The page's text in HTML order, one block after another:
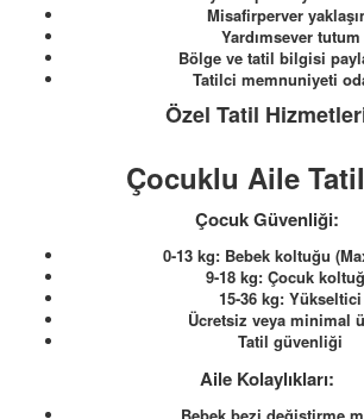
Misafirperver
Yardımsever tutum
Bölge ve tatil bilgisi
Tatilci memnuniyeti
Özel Tatil
Çocuklu Aile
Çocuk Güvenliği:
0-13 kg: Bebek koltuğu
9-18 kg: Çocuk
15-36 kg: Yükseltici
Ücretsiz veya minimal
Tatil güvenliği
Aile Kolaylıkları: